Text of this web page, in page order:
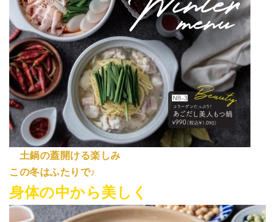
土鍋の蓋開ける楽しみ
この冬はふたりで♪
身体の中から美しく